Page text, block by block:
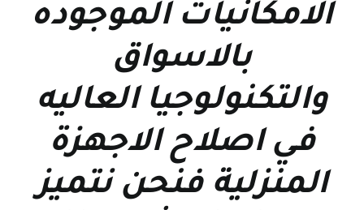
الامكانيات الموجوده
بالاسواق
والتكنولوجيا العاليه
في اصلاح الاجهزة
المنزلية فنحن نتميز